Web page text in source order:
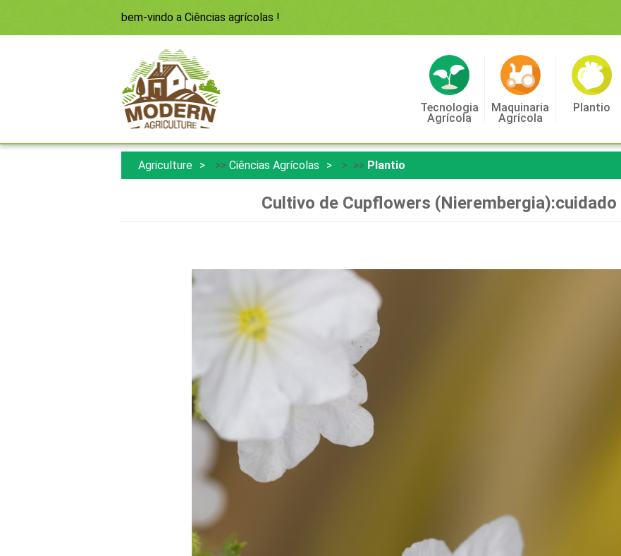
bem-vindo a Ciências agrícolas !
Tecnologia
Agrícola
Maquinaria
Agrícola
Plantio
Agriculture >> Ciências Agrícolas > >> Plantio
Cultivo de Cupflowers